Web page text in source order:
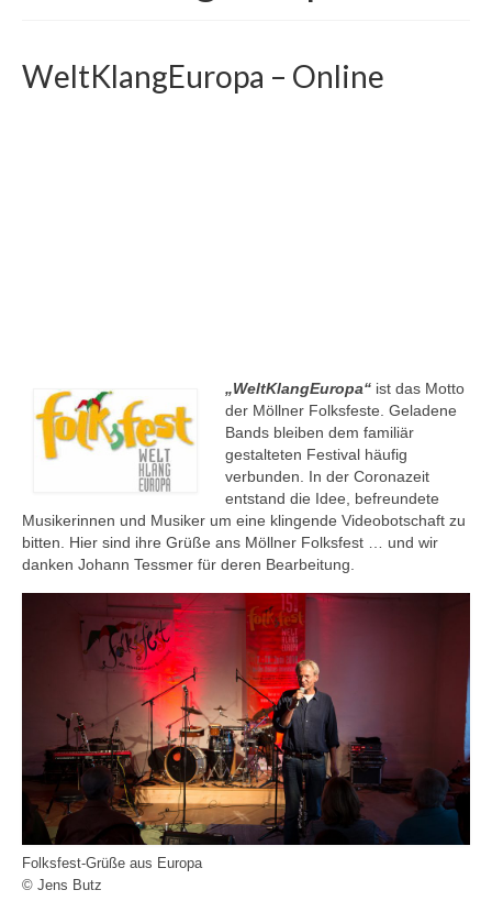
Folksfest-Archiv
Förderverein der Möllner Folksfeste
WeltKlangEuropa – Online
„WeltKlangEuropa“ ist das Motto
der Möllner Folksfeste. Geladene
Bands bleiben dem familiär
gestalteten Festival häufig
verbunden. In der Coronazeit
entstand die Idee, befreundete
Musikerinnen und Musiker um eine klingende Videobotschaft zu
bitten. Hier sind ihre Grüße ans Möllner Folksfest … und wir
danken Johann Tessmer für deren Bearbeitung.
Folksfest-Grüße aus Europa
© Jens Butz